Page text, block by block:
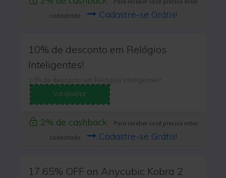
Para receber você precisa estar
cadastrado
Cadastre-se Grátis!
10% de desconto em Relógios
Inteligentes!
10% de desconto em Relógios Inteligentes!
WEARABLE
2% de cashback
Para receber você precisa estar
cadastrado
Cadastre-se Grátis!
17.65% OFF on Anycubic Kobra 2